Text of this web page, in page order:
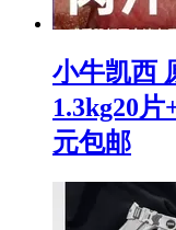
小牛凯西
1.3kg20
元包邮